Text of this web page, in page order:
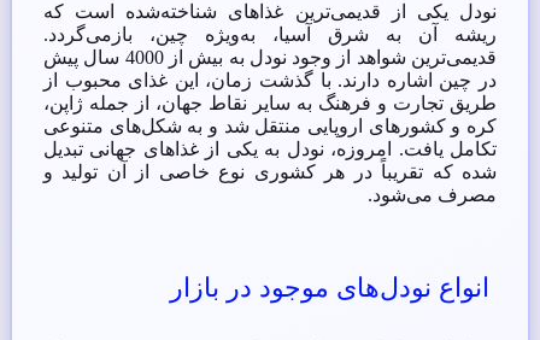
نودل یکی از قدیمی‌ترین غذاهای شناخته‌شده است که
ریشه آن به شرق آسیا، به‌ویژه چین، بازمی‌گردد.
قدیمی‌ترین شواهد از وجود نودل به بیش از 4000 سال پیش
در چین اشاره دارند. با گذشت زمان، این غذای محبوب از
طریق تجارت و فرهنگ به سایر نقاط جهان، از جمله ژاپن،
کره و کشورهای اروپایی منتقل شد و به شکل‌های متنوعی
تکامل یافت. امروزه، نودل به یکی از غذاهای جهانی تبدیل
شده که تقریباً در هر کشوری نوع خاصی از آن تولید و
مصرف می‌شود.
انواع نودل‌های موجود در بازار